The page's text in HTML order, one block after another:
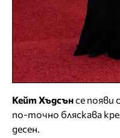
Кейт Хъдсънсе появи
по-точно бляскава
десен.